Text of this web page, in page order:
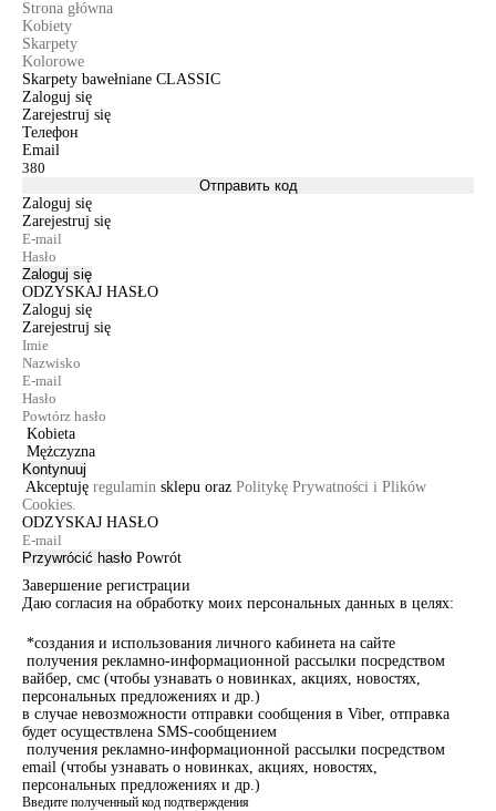
Strona główna
Kobiety
Skarpety
Kolorowe
Skarpety bawełniane CLASSIC
Zaloguj się
Zarejestruj się
Телефон
Email
Отправить код
Zaloguj się
Zarejestruj się
Zaloguj się
ODZYSKAJ HASŁO
Zaloguj się
Zarejestruj się
Kobieta
Mężczyzna
Kontynuuj
Akceptuję regulamin sklepu oraz Politykę Prywatności i Plików
Cookies.
ODZYSKAJ HASŁO
Przywrócić hasło Powrót
Завершение регистрации
Даю согласия на обработку моих персональных данных в целях:
*создания и использования личного кабинета на сайте
получения рекламно-информационной рассылки посредством
вайбер, смс (чтобы узнавать о новинках, акциях, новостях,
персональных предложениях и др.)
в случае невозможности отправки сообщения в Viber, отправка
будет осуществлена SMS-сообщением
получения рекламно-информационной рассылки посредством
email (чтобы узнавать о новинках, акциях, новостях,
персональных предложениях и др.)
Введите полученный код подтверждения